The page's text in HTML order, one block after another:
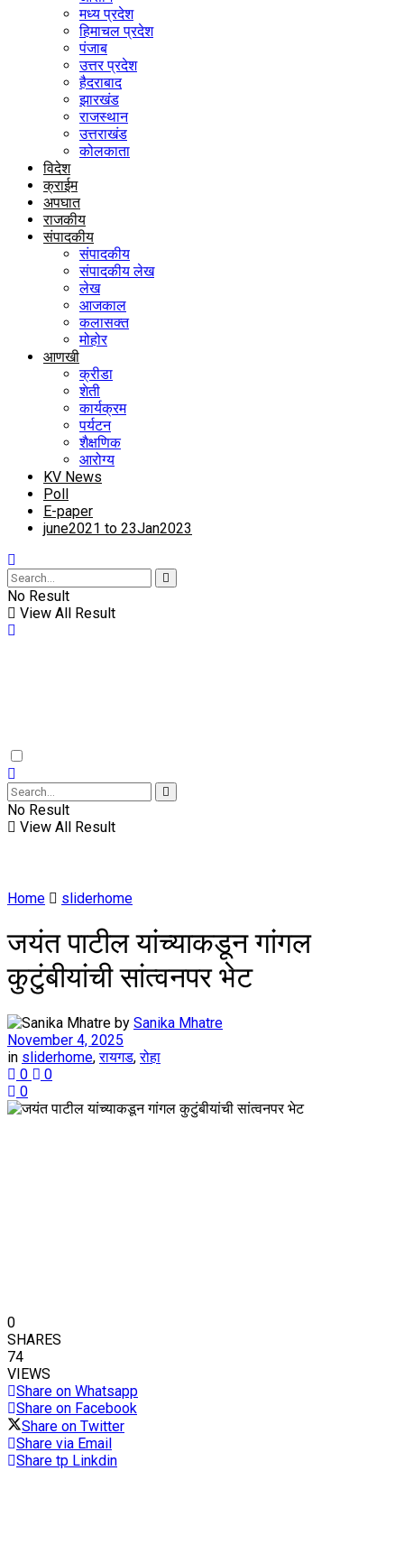
मध्य प्रदेश
हिमाचल प्रदेश
पंजाब
उत्तर प्रदेश
हैदराबाद
झारखंड
राजस्थान
उत्तराखंड
कोलकाता
विदेश
क्राईम
अपघात
राजकीय
संपादकीय
संपादकीय
संपादकीय लेख
लेख
आजकाल
कलासक्त
मोहोर
आणखी
क्रीडा
शेती
कार्यक्रम
पर्यटन
शैक्षणिक
आरोग्य
KV News
Poll
E-paper
june2021 to 23Jan2023
No Result
View All Result
No Result
View All Result
Home sliderhome
जयंत पाटील यांच्याकडून गांगल
कुटुंबीयांची सांत्वनपर भेट
by Sanika Mhatre
November 4, 2025
in sliderhome,रायगड,रोहा
0
0
0
0
SHARES
74
VIEWS
Share on Whatsapp
Share on Facebook
Share on Twitter
Share via Email
Share tp Linkdin